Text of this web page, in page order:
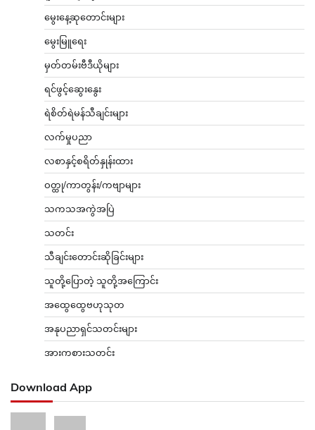
မွေးနေ့ဆုတောင်းများ
မွေးမြူရေး
မှတ်တမ်းဗီဒီယိုများ
ရင်ဖွင့်ဆွေးနွေး
ရဲစိတ်ရဲမန်သီချင်းများ
လက်မှုပညာ
လစာနှင့်စရိတ်နှုန်းထား
ဝတ္ထု/ကာတွန်း/ကဗျာများ
သကသအကွဲအပြဲ
သတင်း
သီချင်းတောင်းဆိုခြင်းများ
သူတို့ပြောတဲ့ သူတို့အကြောင်း
အထွေထွေဗဟုသုတ
အနုပညာရှင်သတင်းများ
အားကစားသတင်း
Download App